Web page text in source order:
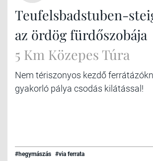
Teufelsbadstuben-
az ördög fürdőszobája
5 Km Közepes Túra
Nem tériszonyos kezdő
gyakorló pálya csodás kilátással!
#hegymászás #via ferrata